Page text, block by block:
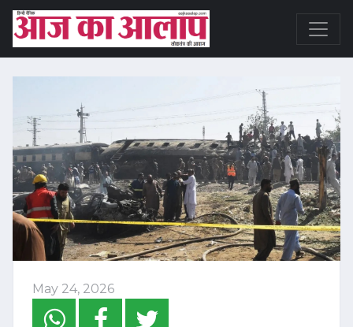
May 24, 2026